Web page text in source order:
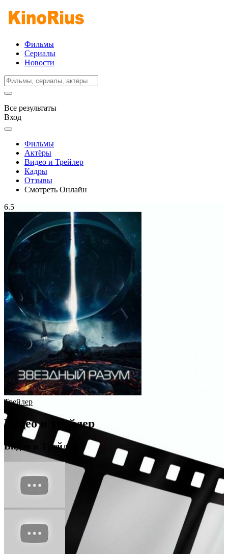
Фильмы
Сериалы
Новости
Все результаты
Вход
Фильмы
Актёры
Видео и Трейлер
Кадры
Отзывы
Смотреть Онлайн
6.5
Трейлер
Видео и трейлер
Видео и Трейлер